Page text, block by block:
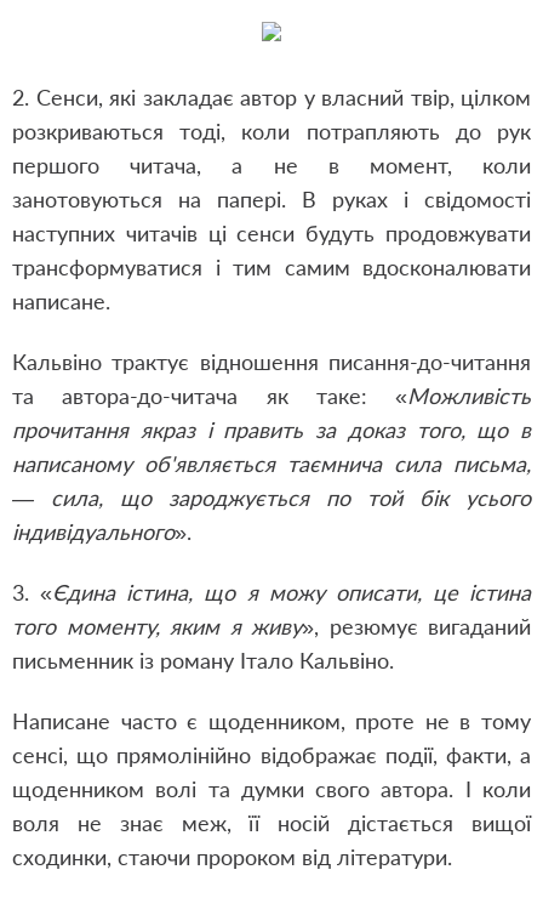
2. Сенси, які закладає автор у власний твір, цілком
розкриваються тоді, коли потрапляють до рук
першого читача, а не в момент, коли
занотовуються на папері. В руках і свідомості
наступних читачів ці сенси будуть продовжувати
трансформуватися і тим самим вдосконалювати
написане.
Кальвіно трактує відношення писання-до-читання
та автора-до-читача як таке: «Можливість
прочитання якраз і править за доказ того, що в
написаному об'являється таємнича сила письма,
— сила, що зароджується по той бік усього
індивідуального».
3. «Єдина істина, що я можу описати, це істина
того моменту, яким я живу», резюмує вигаданий
письменник із роману Італо Кальвіно.
Написане часто є щоденником, проте не в тому
сенсі, що прямолінійно відображає події, факти, а
щоденником волі та думки свого автора. І коли
воля не знає меж, її носій дістається вищої
сходинки, стаючи пророком від літератури.